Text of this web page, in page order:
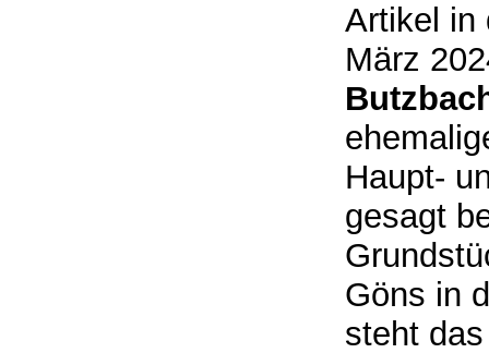
Artikel in
März
Haupt-
gesagt
Göns in
steht